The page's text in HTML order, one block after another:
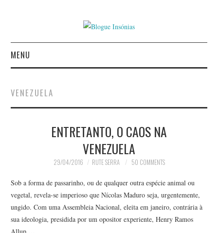
MENU
AUTORES
CONTACTO
PRIVACIDADE
VENEZUELA
ENTRETANTO, O CAOS NA
VENEZUELA
29/04/2016 RUTE SERRA 50 COMMENTS
Sob a forma de passarinho, ou de qualquer outra espécie animal ou
vegetal, revela-se imperioso que Nícolas Maduro seja, urgentemente,
ungido. Com uma Assembleia Nacional, eleita em janeiro, contrária à
sua ideologia, presidida por um opositor experiente, Henry Ramos